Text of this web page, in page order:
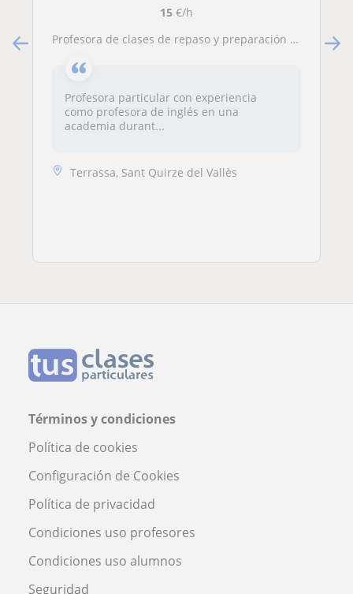
15€/h
Profesora de clases de repaso y preparación para exámenes oficiales
Profesora particular con experiencia
como profesora de inglés en una
academia durant...
Terrassa, Sant Quirze del Vallès
Términos y condiciones
Política de cookies
Configuración de Cookies
Política de privacidad
Condiciones uso profesores
Condiciones uso alumnos
Seguridad